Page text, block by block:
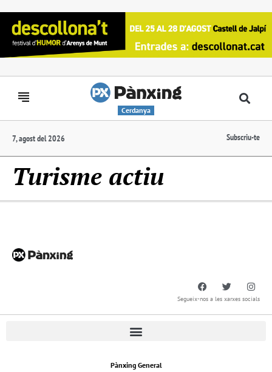
Cerdanya
7, agost del 2026 Subscriu-te
Turisme actiu
Segueix-nos a les xarxes socials
Pànxing General